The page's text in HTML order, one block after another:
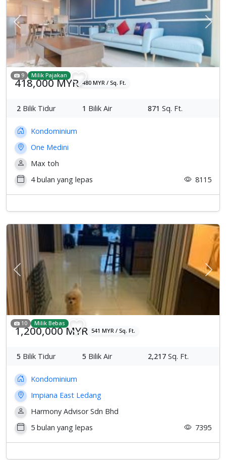
Previous
9 Milik Pajakan
418,000 MYR 480 MYR / Sq. Ft.
2 Bilik Tidur 1 Bilik Air 871 Sq. Ft.
Kondominium
One Medini
Max toh
4 bulan yang lepas
8115
Previous
10 Milik Bebas
1,200,000 MYR 541 MYR / Sq. Ft.
5 Bilik Tidur 5 Bilik Air 2,217 Sq. Ft.
Kondominium
Impiana East Ledang
Harmony Advisor Sdn Bhd
5 bulan yang lepas
7395